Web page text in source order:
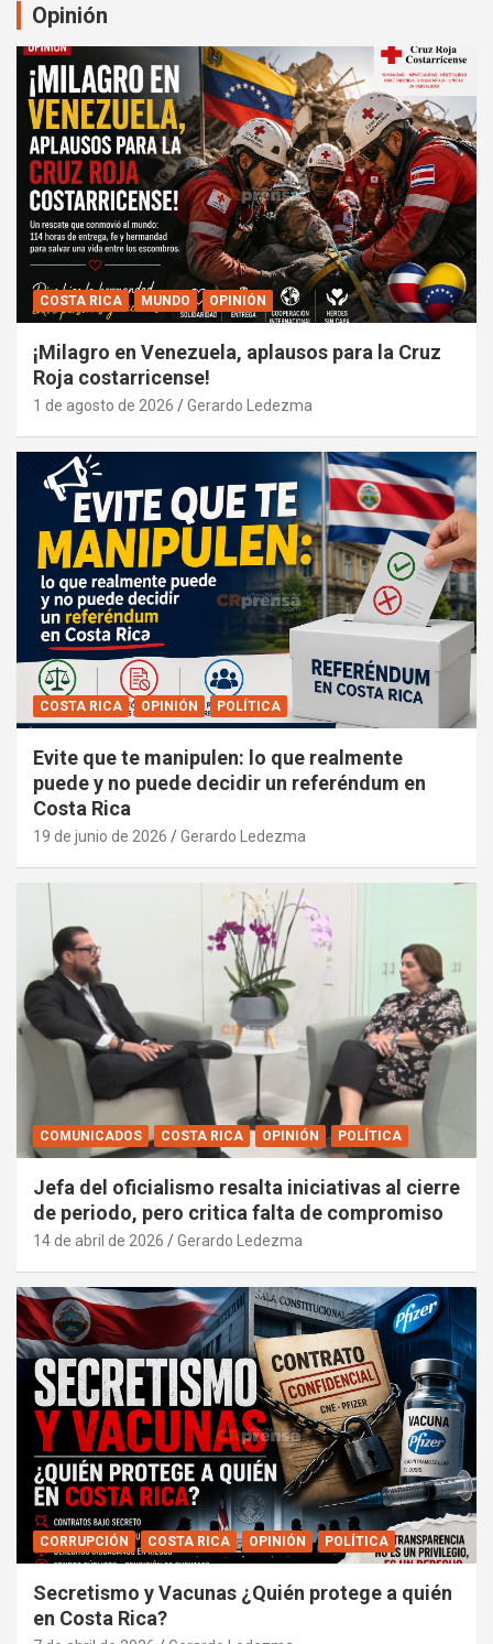
Opinión
COSTA RICA MUNDO OPINIÓN
¡Milagro en Venezuela, aplausos para la Cruz
Roja costarricense!
1 de agosto de 2026 Gerardo Ledezma
COSTA RICA OPINIÓN POLÍTICA
Evite que te manipulen: lo que realmente
puede y no puede decidir un referéndum en
Costa Rica
19 de junio de 2026 Gerardo Ledezma
COMUNICADOS COSTA RICA OPINIÓN POLÍTICA
Jefa del oficialismo resalta iniciativas al cierre
de periodo, pero critica falta de compromiso
14 de abril de 2026 Gerardo Ledezma
CORRUPCIÓN COSTA RICA OPINIÓN POLÍTICA
Secretismo y Vacunas ¿Quién protege a quién
en Costa Rica?